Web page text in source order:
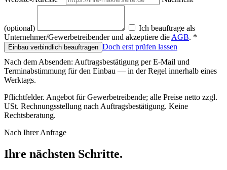
(optional)
Ich beauftrage als
Unternehmer/Gewerbetreibender und akzeptiere die AGB. *
Einbau verbindlich beauftragen Doch erst prüfen lassen
Nach dem Absenden: Auftragsbestätigung per E-Mail und
Terminabstimmung für den Einbau — in der Regel innerhalb eines
Werktags.
Pflichtfelder. Angebot für Gewerbetreibende; alle Preise netto zzgl.
USt. Rechnungsstellung nach Auftragsbestätigung. Keine
Rechtsberatung.
Nach Ihrer Anfrage
Ihre nächsten Schritte.